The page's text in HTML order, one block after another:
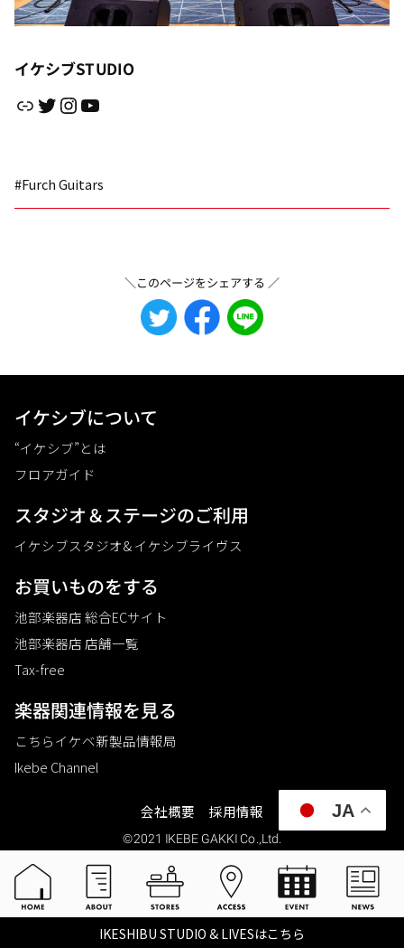
IKESHIBU STUDIO & LIVESはこちら
イケシブSTUDIO
リンクTwitter InstagramYouTube
#Furch Guitars
＼このページをシェアする ／
イケシブについて
“イケシブ”とは
フロアガイド
スタジオ＆ステージのご利⽤
イケシブスタジオ& イケシブライヴス
お買いものをする
池部楽器店 総合ECサイト
池部楽器店 店舗一覧
Tax-free
楽器関連情報を見る
こちらイケベ新製品情報局
Ikebe Channel
会社概要 採用情報
©2021 IKEBE GAKKI Co.,Ltd.
JA